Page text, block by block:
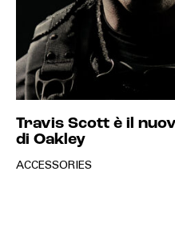
Travis Scott è il
di Oakley
ACCESSORIES